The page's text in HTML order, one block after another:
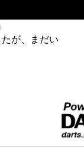
が、まだい